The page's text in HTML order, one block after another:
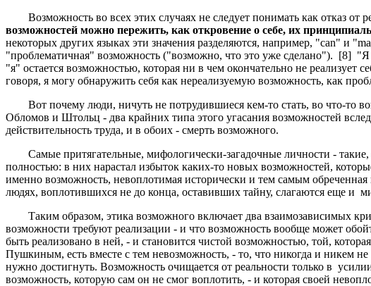
Возможность во всех этих случаях не следует понимать как отказ от
возможностей можно пережить, как откровение о себе, их
некоторых других языках эти значения разделяются, например, "can" и
"проблематичная" возможность ("возможно, что это уже сделано"). [8] "Я
"я" остается возможностью, которая ни в чем окончательно не реализует
говоря, я могу обнаружить себя как нереализуемую возможность, как
Вот почему люди, ничуть не потрудившиеся кем-то стать, во что-то
Обломов и Штольц - два крайних типа этого угасания возможностей
действительность труда, и в обоих - смерть возможного.
Самые притягательные, мифологически-загадочные личности -
полностью: в них нарастал избыток каких-то новых возможностей,
именно возможность, невоплотимая исторически и тем самым
людях, воплотившихся не до конца, оставивших тайну, слагаются еще и
Таким образом, этика возможного включает два взаимозависимых
возможности требуют реализации - и что возможность вообще может
быть реализовано в ней, - и становится чистой возможностью, той,
Пушкиным, есть вместе с тем невозможность, - то, что никогда и никем
нужно достигнуть. Возможность очищается от реальности только в
возможность, которую сам он не смог воплотить, - и которая своей